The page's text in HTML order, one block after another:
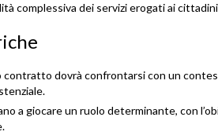
complessiva dei servizi erogati ai
dovrà confrontarsi con un
a giocare un ruolo determinante, con